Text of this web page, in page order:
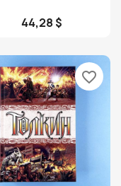
44,28 $
favorite_border